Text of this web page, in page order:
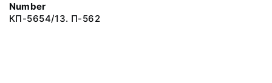
Number
КП-5654/13. П-562